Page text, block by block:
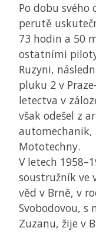
Po dobu svého
perutě
73 hodin a 50
ostatními
Ruzyni,
pluku 2 v
letectva v
však odešel z
automechanik,
Mototechny.
V letech
soustružník ve
věd v Brně, v
Svobodovou, s
Zuzanu, žije v